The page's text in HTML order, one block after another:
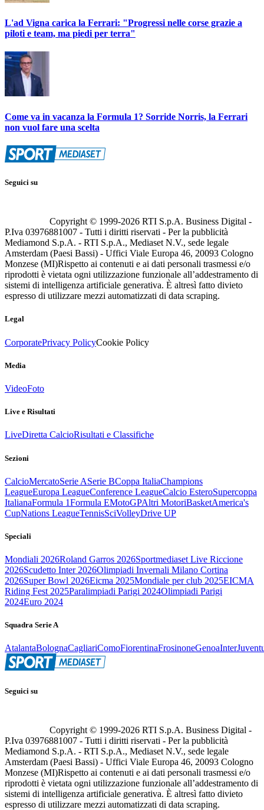
L'ad Vigna carica la Ferrari: "Progressi nelle corse grazie a
piloti e team, ma piedi per terra"
Come va in vacanza la Formula 1? Sorride Norris, la Ferrari
non vuol fare una scelta
Seguici su
Copyright © 1999-2026 RTI S.p.A. Business Digital -
P.Iva 03976881007 - Tutti i diritti riservati - Per la pubblicità
Mediamond S.p.A. - RTI S.p.A., Mediaset N.V., sede legale
Amsterdam (Paesi Bassi) - Uffici Viale Europa 46, 20093 Cologno
Monzese (MI)Rispetto ai contenuti e ai dati personali trasmessi e/o
riprodotti è vietata ogni utilizzazione funzionale all’addestramento di
sistemi di intelligenza artificiale generativa. È altresì fatto divieto
espresso di utilizzare mezzi automatizzati di data scraping.
Legal
CorporatePrivacy PolicyCookie Policy
Media
VideoFoto
Live e Risultati
LiveDiretta CalcioRisultati e Classifiche
Sezioni
CalcioMercatoSerie ASerie BCoppa ItaliaChampions
LeagueEuropa LeagueConference LeagueCalcio EsteroSupercoppa
ItalianaFormula 1Formula EMotoGPAltri MotoriBasketAmerica's
CupNations LeagueTennisSciVolleyDrive UP
Speciali
Mondiali 2026Roland Garros 2026Sportmediaset Live Riccione
2026Scudetto Inter 2026Olimpiadi Invernali Milano Cortina
2026Super Bowl 2026Eicma 2025Mondiale per club 2025EICMA
Riding Fest 2025Paralimpiadi Parigi 2024Olimpiadi Parigi
2024Euro 2024
Squadra Serie A
AtalantaBolognaCagliariComoFiorentinaFrosinoneGenoaInter
Seguici su
Copyright © 1999-2026 RTI S.p.A. Business Digital -
P.Iva 03976881007 - Tutti i diritti riservati - Per la pubblicità
Mediamond S.p.A. - RTI S.p.A., Mediaset N.V., sede legale
Amsterdam (Paesi Bassi) - Uffici Viale Europa 46, 20093 Cologno
Monzese (MI)Rispetto ai contenuti e ai dati personali trasmessi e/o
riprodotti è vietata ogni utilizzazione funzionale all’addestramento di
sistemi di intelligenza artificiale generativa. È altresì fatto divieto
espresso di utilizzare mezzi automatizzati di data scraping.